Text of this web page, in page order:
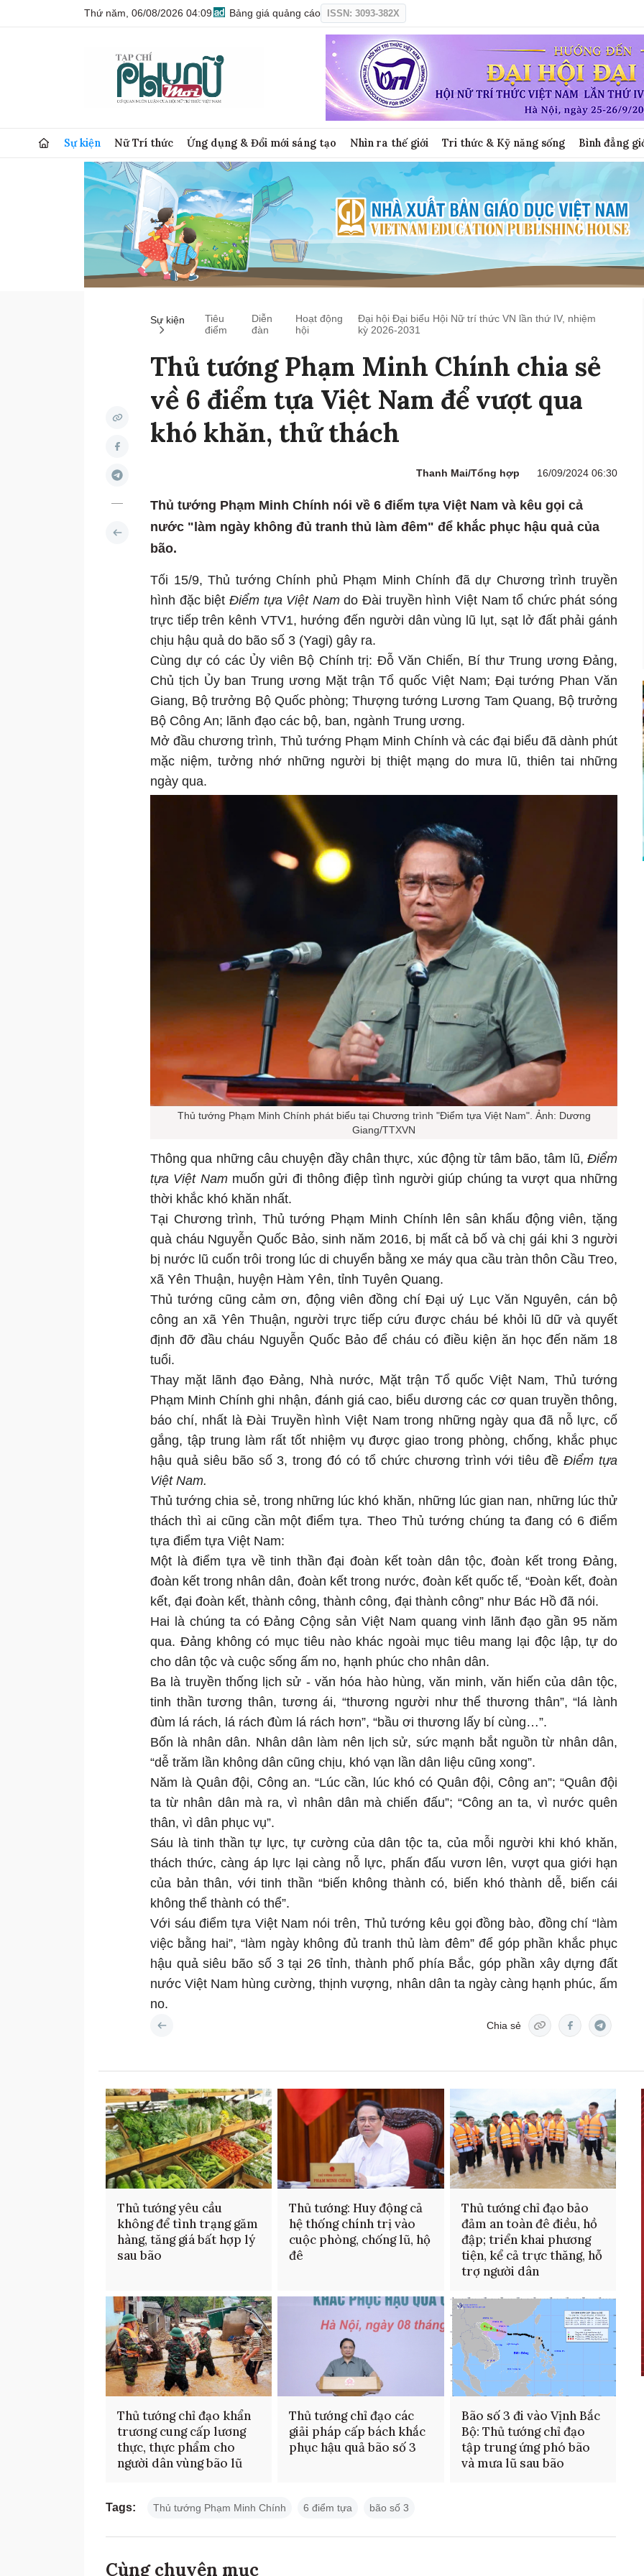
Thứ năm, 06/08/2026 04:09 Bảng giá quảng cáo ISSN: 3093-382X
Sự kiện Nữ Trí thức Ứng dụng & Đổi mới sáng tạo Nhìn ra thế giới Tri thức & Kỹ năng sống Bình đẳng
Sự kiện
Tiêu
điểm
Diễn
đàn
Hoạt động
hội
Đại hội Đại biểu Hội Nữ trí thức VN lần thứ IV, nhiệm
kỳ 2026-2031
Thủ tướng Phạm Minh Chính chia sẻ
về 6 điểm tựa Việt Nam để vượt qua
khó khăn, thử thách
Thanh Mai/Tổng hợp 16/09/2024 06:30
Thủ tướng Phạm Minh Chính nói về 6 điểm tựa Việt Nam và kêu gọi cả
nước "làm ngày không đủ tranh thủ làm đêm" để khắc phục hậu quả của
bão.
Tối 15/9, Thủ tướng Chính phủ Phạm Minh Chính đã dự Chương trình truyền
hình đặc biệt Điểm tựa Việt Namdo Đài truyền hình Việt Nam tổ chức phát sóng
trực tiếp trên kênh VTV1, hướng đến người dân vùng lũ lụt, sạt lở đất phải gánh
chịu hậu quả do bão số 3 (Yagi) gây ra.
Cùng dự có các Ủy viên Bộ Chính trị: Đỗ Văn Chiến, Bí thư Trung ương Đảng,
Chủ tịch Ủy ban Trung ương Mặt trận Tổ quốc Việt Nam; Đại tướng Phan Văn
Giang, Bộ trưởng Bộ Quốc phòng; Thượng tướng Lương Tam Quang, Bộ trưởng
Bộ Công An; lãnh đạo các bộ, ban, ngành Trung ương.
Mở đầu chương trình, Thủ tướng Phạm Minh Chính và các đại biểu đã dành phút
mặc niệm, tưởng nhớ những người bị thiệt mạng do mưa lũ, thiên tai những
ngày qua.
Thủ tướng Phạm Minh Chính phát biểu tại Chương trình "Điểm tựa Việt Nam". Ảnh: Dương
Giang/TTXVN
Thông qua những câu chuyện đầy chân thực, xúc động từ tâm bão, tâm lũ, Điểm
tựa Việt Nammuốn gửi đi thông điệp tình người giúp chúng ta vượt qua những
thời khắc khó khăn nhất.
Tại Chương trình, Thủ tướng Phạm Minh Chính lên sân khấu động viên, tặng
quà cháu Nguyễn Quốc Bảo, sinh năm 2016, bị mất cả bố và chị gái khi 3 người
bị nước lũ cuốn trôi trong lúc di chuyển bằng xe máy qua cầu tràn thôn Cầu Treo,
xã Yên Thuận, huyện Hàm Yên, tỉnh Tuyên Quang.
Thủ tướng cũng cảm ơn, động viên đồng chí Đại uý Lục Văn Nguyên, cán bộ
công an xã Yên Thuận, người trực tiếp cứu được cháu bé khỏi lũ dữ và quyết
định đỡ đầu cháu Nguyễn Quốc Bảo để cháu có điều kiện ăn học đến năm 18
tuổi.
Thay mặt lãnh đạo Đảng, Nhà nước, Mặt trận Tổ quốc Việt Nam, Thủ tướng
Phạm Minh Chính ghi nhận, đánh giá cao, biểu dương các cơ quan truyền thông,
báo chí, nhất là Đài Truyền hình Việt Nam trong những ngày qua đã nỗ lực, cố
gắng, tập trung làm rất tốt nhiệm vụ được giao trong phòng, chống, khắc phục
hậu quả siêu bão số 3, trong đó có tổ chức chương trình với tiêu đềĐiểm tựa
Việt Nam.
Thủ tướng chia sẻ, trong những lúc khó khăn, những lúc gian nan, những lúc thử
thách thì ai cũng cần một điểm tựa. Theo Thủ tướng chúng ta đang có 6 điểm
tựa điểm tựa Việt Nam:
Một là điểm tựa về tinh thần đại đoàn kết toàn dân tộc, đoàn kết trong Đảng,
đoàn kết trong nhân dân, đoàn kết trong nước, đoàn kết quốc tế, “Đoàn kết, đoàn
kết, đại đoàn kết, thành công, thành công, đại thành công” như Bác Hồ đã nói.
Hai là chúng ta có Đảng Cộng sản Việt Nam quang vinh lãnh đạo gần 95 năm
qua. Đảng không có mục tiêu nào khác ngoài mục tiêu mang lại độc lập, tự do
cho dân tộc và cuộc sống ấm no, hạnh phúc cho nhân dân.
Ba là truyền thống lịch sử - văn hóa hào hùng, văn minh, văn hiến của dân tộc,
tinh thần tương thân, tương ái, “thương người như thể thương thân”, “lá lành
đùm lá rách, lá rách đùm lá rách hơn”, “bầu ơi thương lấy bí cùng…”.
Bốn là nhân dân. Nhân dân làm nên lịch sử, sức mạnh bắt nguồn từ nhân dân,
“dễ trăm lần không dân cũng chịu, khó vạn lần dân liệu cũng xong”.
Năm là Quân đội, Công an. “Lúc cần, lúc khó có Quân đội, Công an”; “Quân đội
ta từ nhân dân mà ra, vì nhân dân mà chiến đấu”; “Công an ta, vì nước quên
thân, vì dân phục vụ”.
Sáu là tinh thần tự lực, tự cường của dân tộc ta, của mỗi người khi khó khăn,
thách thức, càng áp lực lại càng nỗ lực, phấn đấu vươn lên, vượt qua giới hạn
của bản thân, với tinh thần “biến không thành có, biến khó thành dễ, biến cái
không thể thành có thể”.
Với sáu điểm tựa Việt Nam nói trên, Thủ tướng kêu gọi đồng bào, đồng chí “làm
việc bằng hai”, “làm ngày không đủ tranh thủ làm đêm” để góp phần khắc phục
hậu quả siêu bão số 3 tại 26 tỉnh, thành phố phía Bắc, góp phần xây dựng đất
nước Việt Nam hùng cường, thịnh vượng, nhân dân ta ngày càng hạnh phúc, ấm
no.
Chia sẻ
Thủ tướng yêu cầu
không để tình trạng găm
hàng, tăng giá bất hợp lý
sau bão
Thủ tướng: Huy động cả
hệ thống chính trị vào
cuộc phòng, chống lũ, hộ
đê
Thủ tướng chỉ đạo bảo
đảm an toàn đê điều, hồ
đập; triển khai phương
tiện, kể cả trực thăng, hỗ
trợ người dân
Thủ tướng chỉ đạo khẩn
trương cung cấp lương
thực, thực phẩm cho
người dân vùng bão lũ
Thủ tướng chỉ đạo các
giải pháp cấp bách khắc
phục hậu quả bão số 3
Bão số 3 đi vào Vịnh Bắc
Bộ: Thủ tướng chỉ đạo
tập trung ứng phó bão
và mưa lũ sau bão
Tags: Thủ tướng Phạm Minh Chính 6 điểm tựa bão số 3
Cùng chuyên mục